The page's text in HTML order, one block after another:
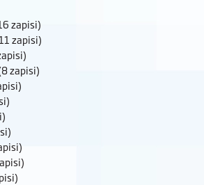
zapisi)
zapisi)
zapisi)